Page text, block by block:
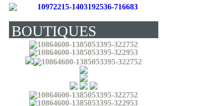
BOUTIQUES
(LIVRENT EN
FRANCE) :